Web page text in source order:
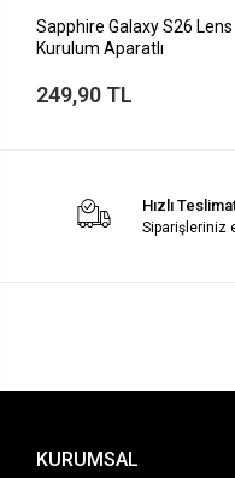
Sapphire Galaxy S26
Kurulum Aparatlı
249,90 TL
Hızlı
Siparişleriniz
KURUMSAL